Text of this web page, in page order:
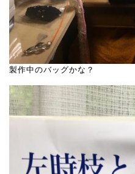
製作中のバッグかな？